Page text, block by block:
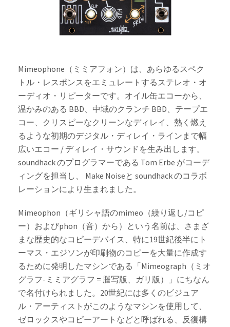
Mimeophone（ミミアフォン）は、あらゆるスペク
トル・レスポンスをエミュレートするステレオ・オ
ーディオ・リピーターです。オイル缶エコーから、
温かみのある BBD、中域のクランチ BBD、テープエ
コー、クリスピーなクリーンなディレイ、熱く燃え
るような初期のデジタル・ディレイ・ラインまで幅
広いエコー / ディレイ・サウンドを生み出します。
soundhack のプログラマーである Tom Erbe がコーデ
ィングを担当し、 Make Noiseと soundhack のコラボ
レーションにより生まれました。
Mimeophon（ギリシャ語のmimeo（繰り返し/コピ
ー）およびphon（音）から）という名前は、さまざ
まな歴史的なコピーデバイス、特に19世紀後半にト
ーマス・エジソンが印刷物のコピーを大量に作成す
るために発明したマシンである「Mimeograph（ミオ
グラフ-ミミアグラフ = 謄写版、ガリ版）」にちなん
で名付けられました。20世紀には多くのビジュア
ル・アーティストがこのようなマシンを使用して、
ゼロックスやコピーアートなどと呼ばれる、反復構